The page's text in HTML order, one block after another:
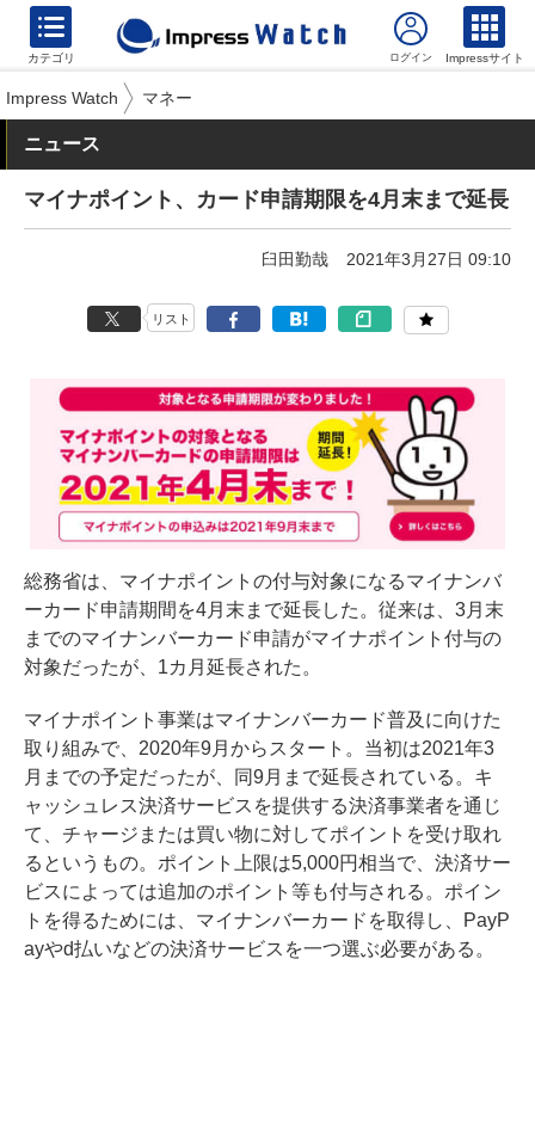
カテゴリ Impressサイト
Impress Watch マネー
ニュース
マイナポイント、カード申請期限を4月末まで延長
臼田勤哉 2021年3月27日 09:10
リスト
総務省は、マイナポイントの付与対象になるマイナンバ
ーカード申請期間を4月末まで延長した。従来は、3月末
までのマイナンバーカード申請がマイナポイント付与の
対象だったが、1カ月延長された。
マイナポイント事業はマイナンバーカード普及に向けた
取り組みで、2020年9月からスタート。当初は2021年3
月までの予定だったが、同9月まで延長されている。キ
ャッシュレス決済サービスを提供する決済事業者を通じ
て、チャージまたは買い物に対してポイントを受け取れ
るというもの。ポイント上限は5,000円相当で、決済サー
ビスによっては追加のポイント等も付与される。ポイン
トを得るためには、マイナンバーカードを取得し、PayP
ayやd払いなどの決済サービスを一つ選ぶ必要がある。